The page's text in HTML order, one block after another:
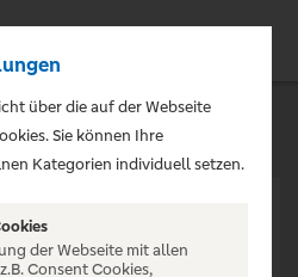
über die auf der Webseite
Sie können Ihre
Kategorien individuell setzen.
der Webseite mit allen
Consent Cookies,